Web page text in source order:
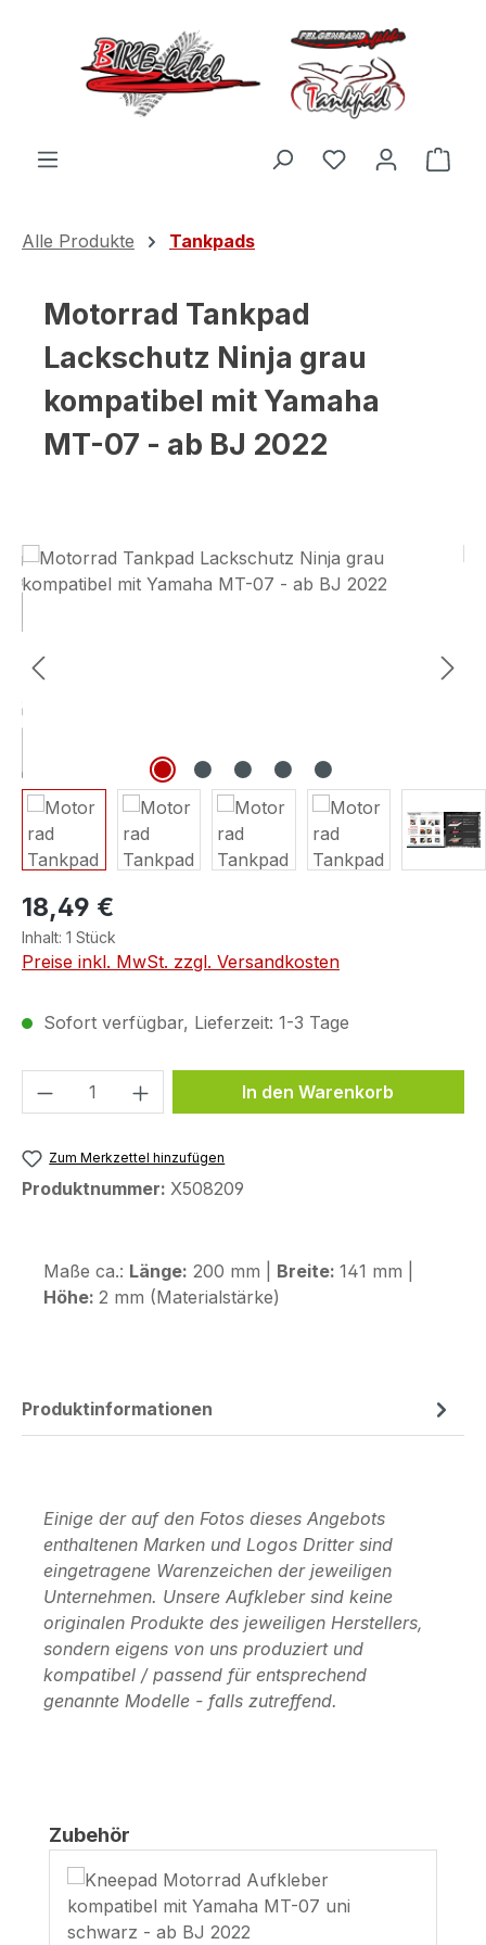
Zum Hauptinhalt springen
Du hast 0
Alle Produkte Tankpads
Motorrad Tankpad
Lackschutz Ninja grau
kompatibel mit Yamaha
MT-07 - ab BJ 2022
Bildergalerie überspringen
18,49 €
Inhalt: 1 Stück
Preise inkl. MwSt. zzgl. Versandkosten
Sofort verfügbar, Lieferzeit: 1-3 Tage
Produkt Anzahl: Gib denIn den Warenkorb
Zum Merkzettel hinzufügen
Produktnummer: X508209
Maße ca.: Länge: 200 mm | Breite: 141 mm |
Höhe: 2 mm (Materialstärke)
Produktinformationen
Einige der auf den Fotos dieses Angebots
enthaltenen Marken und Logos Dritter sind
eingetragene Warenzeichen der jeweiligen
Unternehmen. Unsere Aufkleber sind keine
originalen Produkte des jeweiligen Herstellers,
sondern eigens von uns produziert und
kompatibel / passend für entsprechend
genannte Modelle - falls zutreffend.
Produktgalerie überspringen
Zubehör